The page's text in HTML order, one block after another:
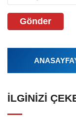
Gönder
İLGINIZI